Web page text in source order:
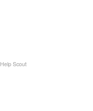
Help Scout